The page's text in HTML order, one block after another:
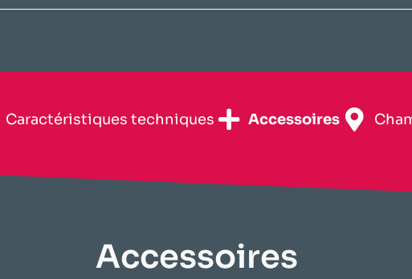
​Caractéristiques techniques​ Accessoires
Accessoires